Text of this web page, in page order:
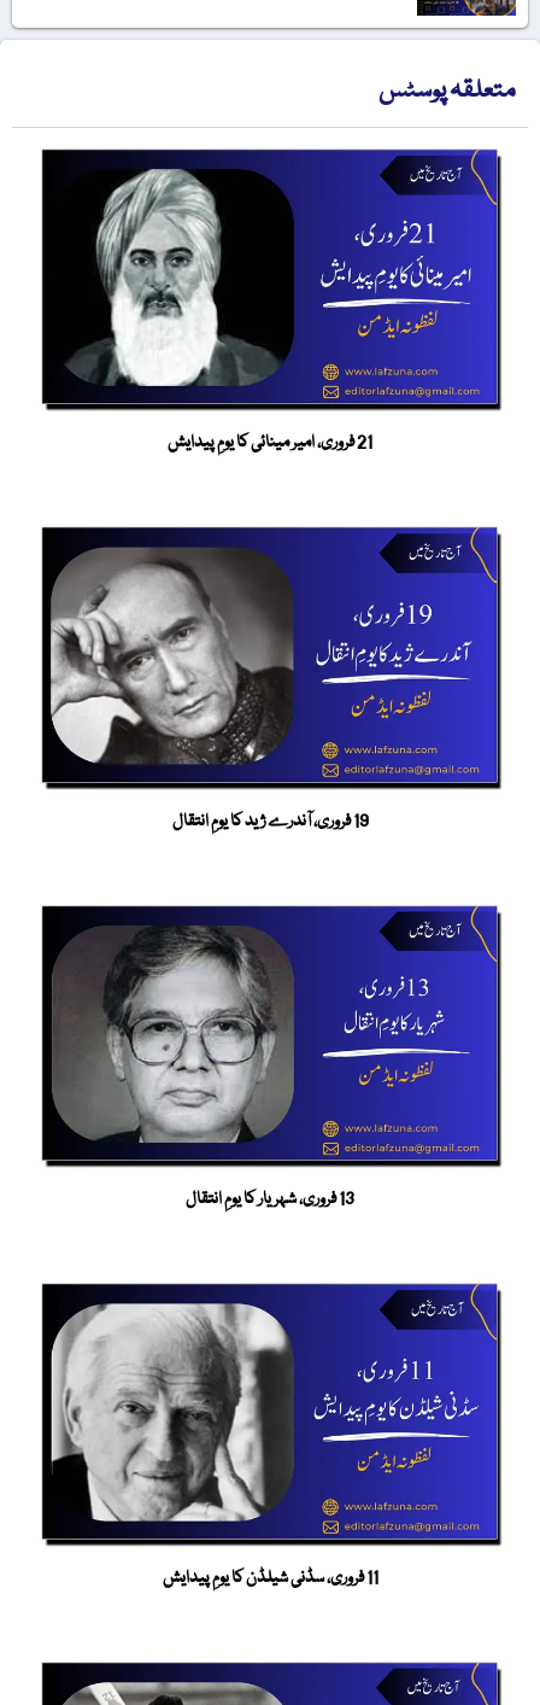
متعلقہ پوسٹس
21 فروری، امیر مینائی کا یومِ پیدایش
19 فروری، آندرے ژید کا یومِ انتقال
13 فروری، شہریار کا یومِ انتقال
11 فروری، سڈنی شیلڈن کا یومِ پیدایش